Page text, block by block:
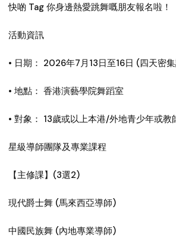
快啲 Tag 你身邊熱愛跳舞嘅朋友報名啦！
活動資訊
• 日期： 2026年7月13日至16日 (四天密
• 地點： 香港演藝學院舞蹈室
• 對象： 13歲或以上本港/外地青少年或教
星級導師團隊及專業課程
【主修課】(3選2)
現代爵士舞 (馬來西亞導師)
中國民族舞 (內地專業導師)